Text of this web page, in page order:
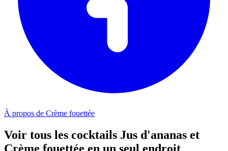
À propos de Crème fouettée
Voir tous les cocktails Jus d'ananas et